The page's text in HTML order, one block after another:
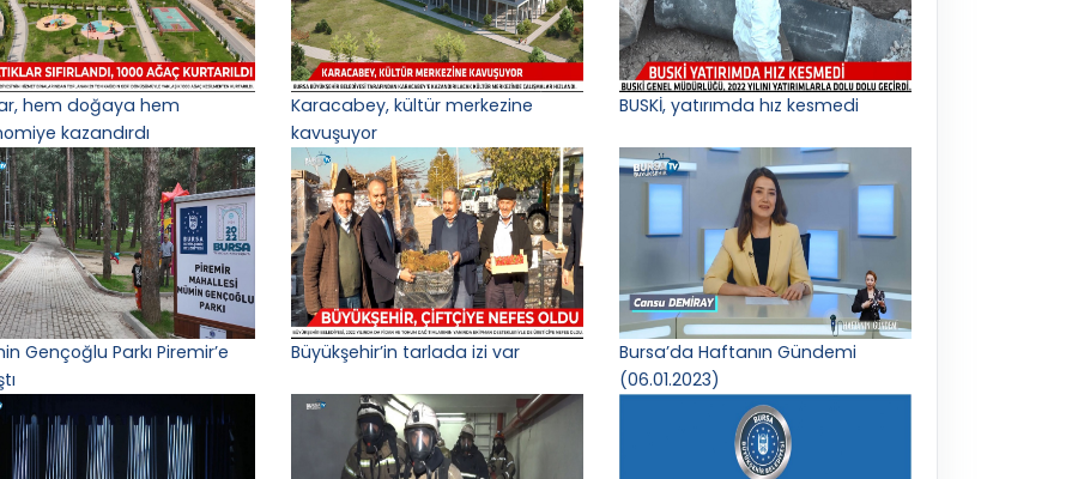
hem doğaya hem
kazandırdı
Karacabey, kültür merkezine
kavuşuyor
BUSKİ, yatırımda hız kesmedi
Gençoğlu Parkı Piremir’e
Büyükşehir’in tarlada izi var
Bursa’da Haftanın Gündemi
(06.01.2023)